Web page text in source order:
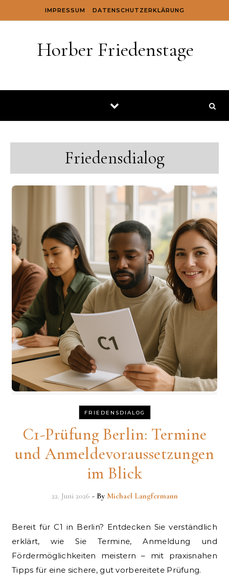
IMPRESSUM DATENSCHUTZERKLÄRUNG
Horber Friedenstage
Friedensdialog
FRIEDENSDIALOG
C1-Prüfung Berlin: Termine
und Anmeldevoraussetzungen
im Blick
22. Juni 2026 - By Michael Langfermann
Bereit für C1 in Berlin? Entdecken Sie verständlich
erklärt, wie Sie Termine, Anmeldung und
Fördermöglichkeiten meistern – mit praxisnahen
Tipps für eine sichere, gut vorbereitete Prüfung.